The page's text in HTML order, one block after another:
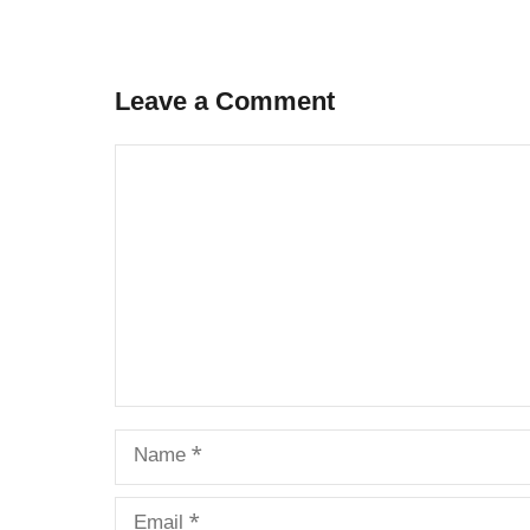
Leave a Comment
Name
Email